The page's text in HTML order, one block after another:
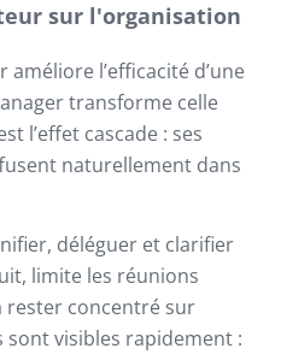
sur l'organisation
l’efficacité d’une
transforme celle
l’effet cascade : ses
naturellement dans
déléguer et clarifier
limite les réunions
rester concentré sur
sont visibles rapidement :